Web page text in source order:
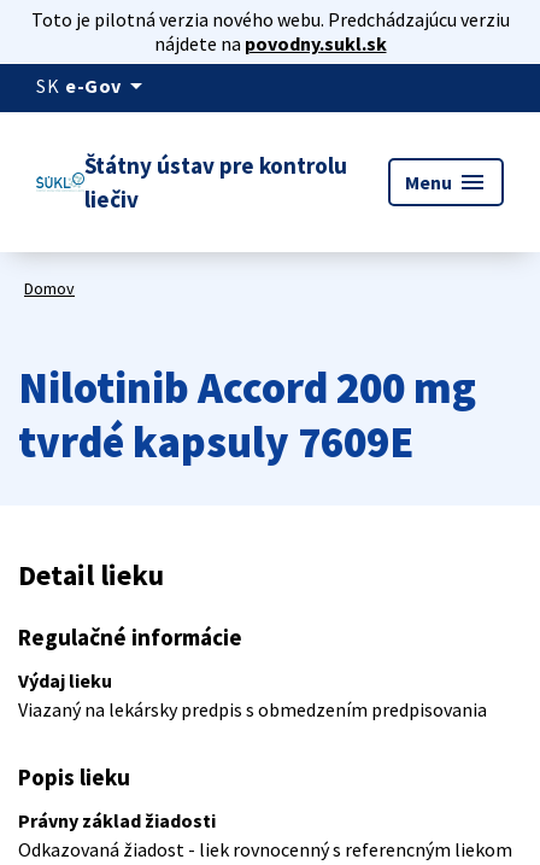
Toto je pilotná verzia nového webu. Predchádzajúcu verziu
nájdete na povodny.sukl.sk
SK e-Gov arrow_drop_down
Štátny ústav pre kontrolu
liečiv
Menu menu
Domov
Nilotinib Accord 200 mg
tvrdé kapsuly 7609E
Detail lieku
Regulačné informácie
Výdaj lieku
Viazaný na lekársky predpis s obmedzením predpisovania
Popis lieku
Právny základ žiadosti
Odkazovaná žiadost - liek rovnocenný s referencným liekom